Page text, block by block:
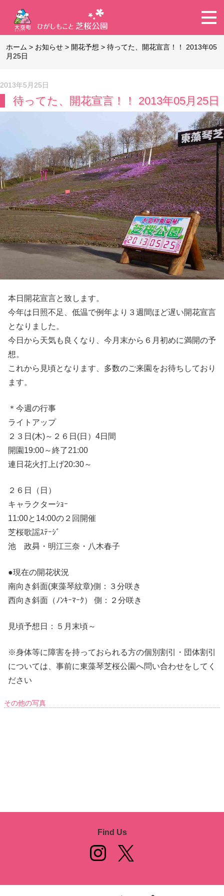
ホーム > お知らせ > 開花予想 >待ってた、開花宣言！！ 2013年05
月25日
2013年5月25日
待ってた、開花宣言！！ 2013年05月25日
本日開花宣言と致します。
今年は日照不足、低温で例年より３週間ほど遅い開花宣言
となりました。
今日から天気も良くなり、今月末から６月初めに満開の予
想。
これから見頃となります、多数のご来園をお待ちしており
ます。
＊今週の行事
ライトアップ
２３日(木)～２６日(日）4日間
開園19:00～終了21:00
連日花火打上げ20:30～
２６日（日）
キャラクターｼｮｰ
11:00と14:00の２回開催
芝桜歌謡ｽﾃｰｼﾞ
池 政曻・明江三奈・八木春子
●現在の開花状況
南向き斜面(東藻琴紋章)側：３分咲き
西向き斜面（ﾉﾝｷｰﾏｰｸ） 側：２分咲き
見頃予想日：５月末頃～
※身体等に障害を持っておられる方の個別割引・団体割引
については、事前に東藻琴芝桜公園へ問い合わせをしてく
ださい
その他の写真
Find Us